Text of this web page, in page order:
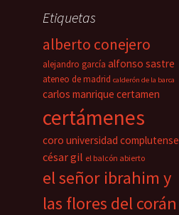
Etiquetas
alberto conejero
alejandro garcía alfonso sastre
ateneo de madrid calderón de la barca
carlos manrique certamen
certámenes
coro universidad complutense
césar gil el balcón abierto
el señor ibrahim y
las flores del corán